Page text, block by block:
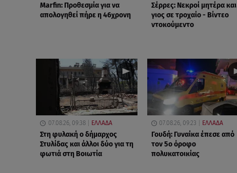
Marfin: Προθεσμία για να
απολογηθεί πήρε η 46χρονη
Σέρρες: Νεκροί μητέρα και
γιος σε τροχαίο - Βίντεο
ντοκούμεντο
07.08.26, 09:38 ΕΛΛΑΔΑ
Στη φυλακή ο δήμαρχος
Στυλίδας και άλλοι δύο για τη
φωτιά στη Βοιωτία
07.08.26, 09:23 ΕΛΛΑΔΑ
Γουδή: Γυναίκα έπεσε από
τον 5ο όροφο
πολυκατοικίας